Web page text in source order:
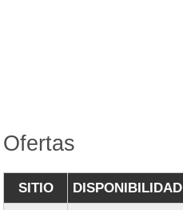
Ofertas
SITIO DISPONIBILIDAD